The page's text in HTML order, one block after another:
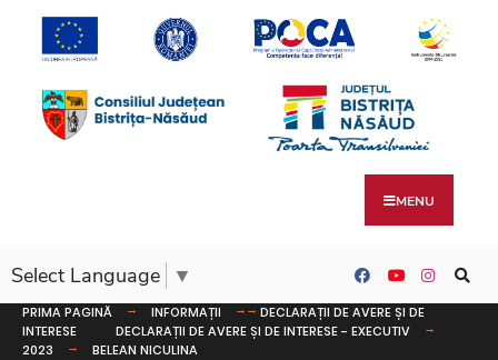
MENU
Select Language ▼
PRIMA PAGINĂ INFORMAȚII
DECLARAȚII DE AVERE ȘI DE
INTERESE
DECLARAȚII DE AVERE ȘI DE INTERESE - EXECUTIV
2023
BELEAN NICULINA